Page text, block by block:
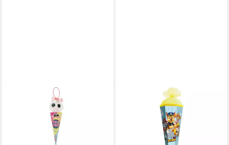
Schultüte Glubschis
Kuscheltier Anhänger 9cm
Einhorn Milky-Fee
Schlüsselanhänger, als Back to
Schultüte Paw Patrol, 85cm,
eckig, mit Rot(h)-Spitze und
gelbem Tüllverschluss,
Hundeabenteuer, gelber Tüll,